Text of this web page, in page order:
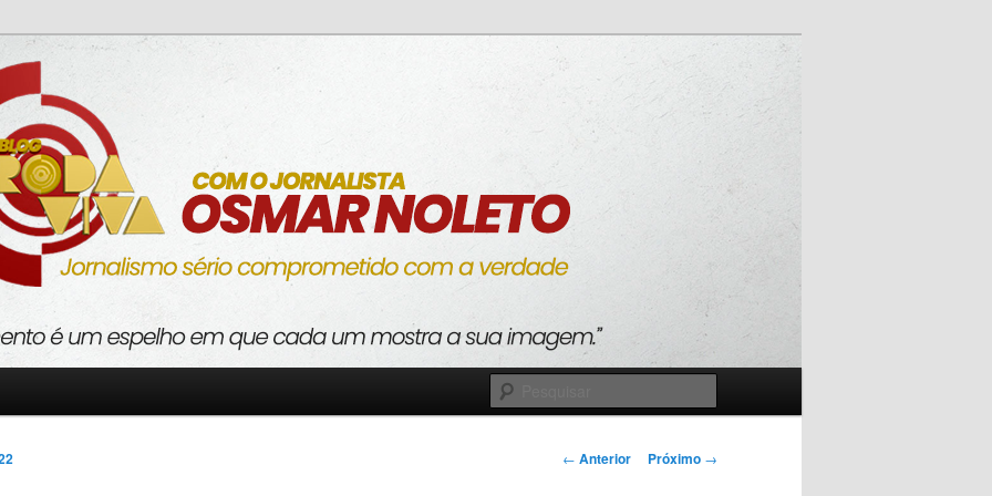
a verdade
Navegação
← Anterior Próximo →